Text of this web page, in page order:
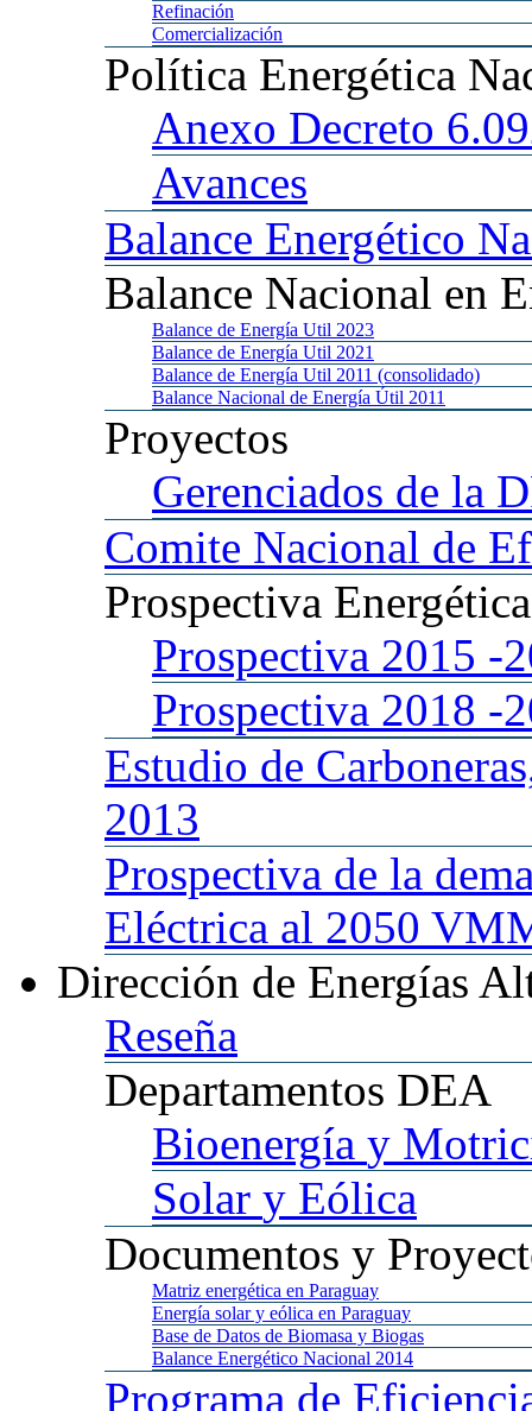
Refinación
Comercialización
Política Energética
Anexo Decreto
Avances
Balance Energético
Balance Nacional en
Balance de Energía Util 2023
Balance de Energía Util 2021
Balance de Energía Util 2011 (consolidado)
Balance Nacional de Energía Útil 2011
Proyectos
Gerenciados de la
Comite Nacional de
Prospectiva
Prospectiva 2015 -
Prospectiva 2018 -
Estudio de
2013
Prospectiva de la
Eléctrica al 2050
Dirección de Energías
Reseña
Departamentos DEA
Bioenergía y
Solar y Eólica
Documentos y
Matriz energética en Paraguay
Energía solar y eólica en Paraguay
Base de Datos de Biomasa y Biogas
Balance Energético Nacional 2014
Programa de